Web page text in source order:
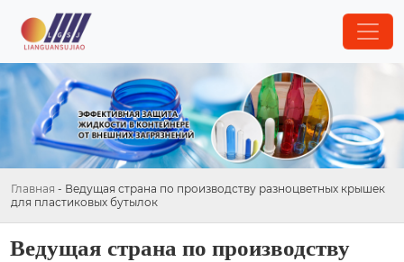
Главная - Ведущая страна по производству разноцветных крышек
для пластиковых бутылок
Ведущая страна по производству